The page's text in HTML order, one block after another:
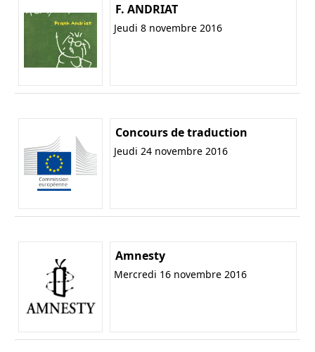
F. ANDRIAT
Jeudi 8 novembre 2016
Concours de traduction
Jeudi 24 novembre 2016
Amnesty
Mercredi 16 novembre 2016